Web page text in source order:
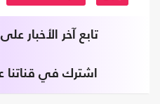
تابع آخر الأخبار
اشترك في قناتنا